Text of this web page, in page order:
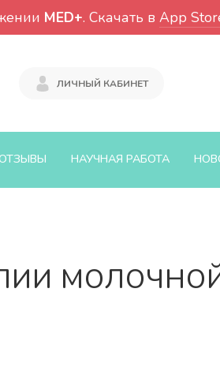
MED+. Скачать в App
ЛИЧНЫЙ КАБИНЕТ
НАУЧНАЯ РАБОТА